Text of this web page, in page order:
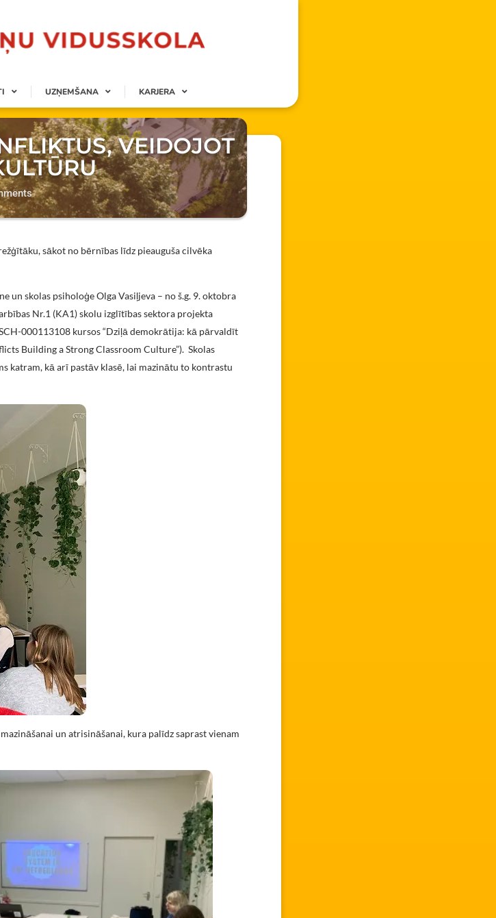
UZŅEMŠANA KARJERA
VEIDOJOT
sākot no bērnības līdz pieauguša cilvēka
un skolas psiholoģe Olga Vasiļjeva – no š.g. 9. oktobra
Nr.1 (KA1) skolu izglītības sektora projekta
000113108 kursos “Dziļā demokrātija: kā pārvaldīt
Building a Strong Classroom Culture”). Skolas
katram, kā arī pastāv klasē, lai mazinātu to kontrastu
un atrisināšanai, kura palīdz saprast vienam